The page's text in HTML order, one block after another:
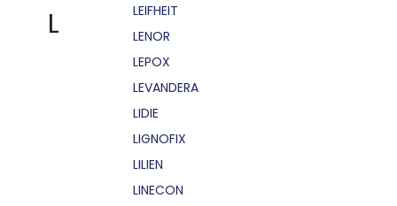
L
LEIFHEIT
LENOR
LEPOX
LEVANDERA
LIDIE
LIGNOFIX
LILIEN
LINECON